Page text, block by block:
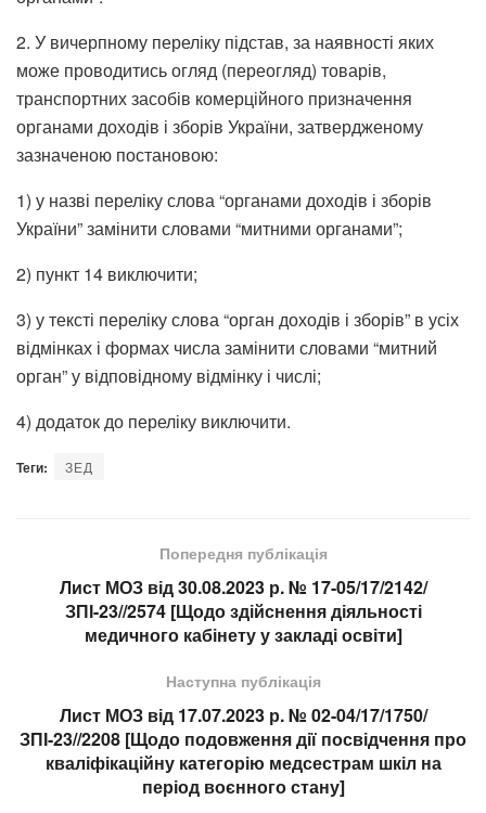
2. У вичерпному переліку підстав, за наявності яких
може проводитись огляд (переогляд) товарів,
транспортних засобів комерційного призначення
органами доходів і зборів України, затвердженому
зазначеною постановою:
1) у назві переліку слова “органами доходів і зборів
України” замінити словами “митними органами”;
2) пункт 14 виключити;
3) у тексті переліку слова “орган доходів і зборів” в усіх
відмінках і формах числа замінити словами “митний
орган” у відповідному відмінку і числі;
4) додаток до переліку виключити.
Теги: ЗЕД
Попередня публікація
Лист МОЗ від 30.08.2023 р. № 17-05/17/2142/
ЗПІ-23//2574 [Щодо здійснення діяльності
медичного кабінету у закладі освіти]
Наступна публікація
Лист МОЗ від 17.07.2023 р. № 02-04/17/1750/
ЗПІ-23//2208 [Щодо подовження дії посвідчення про
кваліфікаційну категорію медсестрам шкіл на
період воєнного стану]